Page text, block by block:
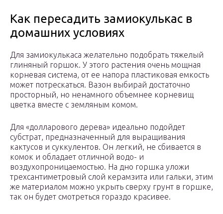
Как пересадить замиокулькас в
домашних условиях
Для замиокулькаса желательно подобрать тяжелый
глиняный горшок. У этого растения очень мощная
корневая система, от ее напора пластиковая емкость
может потрескаться. Вазон выбирай достаточно
просторный, но ненамного объемнее корневищ
цветка вместе с земляным комом.
Для «долларового дерева» идеально подойдет
субстрат, предназначенный для выращивания
кактусов и суккулентов. Он легкий, не сбивается в
комок и обладает отличной водо- и
воздухопроницаемостью. На дно горшка уложи
трехсантиметровый слой керамзита или гальки, этим
же материалом можно укрыть сверху грунт в горшке,
так он будет смотреться гораздо красивее.